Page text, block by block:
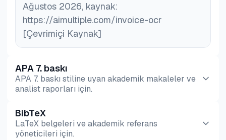
Ağustos 2026, kaynak:
https://aimultiple.com/invoice-ocr
[Çevrimiçi Kaynak]
APA 7. baskı
APA 7. baskı stiline uyan akademik makaleler ve
analist raporları için.
Önizleme HTML
BibTeX
LaTeX belgeleri ve akademik referans
yöneticileri için.